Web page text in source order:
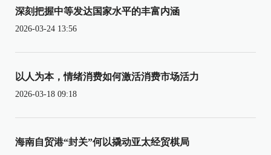
深刻把握中等发达国家水平的丰富内涵
2026-03-24 13:56
以人为本，情绪消费如何激活消费市场活力
2026-03-18 09:18
海南自贸港“封关”何以撬动亚太经贸棋局